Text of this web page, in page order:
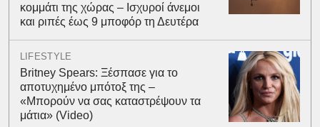
κομμάτι της χώρας – Ισχυροί άνεμοι
και ριπές έως 9 μποφόρ τη Δευτέρα
LIFESTYLE
Britney Spears: Ξέσπασε για το
αποτυχημένο μπότοξ της –
«Μπορούν να σας καταστρέψουν τα
μάτια» (Video)